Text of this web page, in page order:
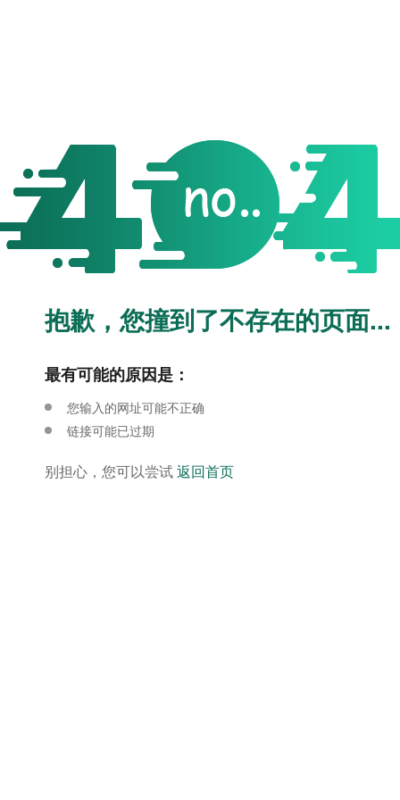
抱歉，您撞到了不存在的页面...
最有可能的原因是：
您输入的网址可能不正确
链接可能已过期
别担心，您可以尝试返回首页